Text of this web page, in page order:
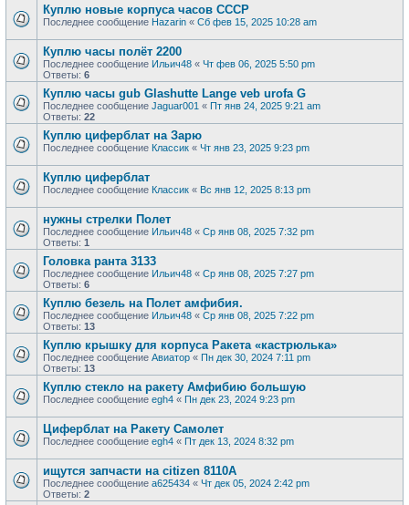
Куплю новые корпуса часов СССР
Последнее сообщение Hazarin « Сб фев 15, 2025 10:28 am
Куплю часы полёт 2200
Последнее сообщение Ильич48 « Чт фев 06, 2025 5:50 pm
Ответы: 6
Куплю часы gub Glashutte Lange veb urofa G
Последнее сообщение Jaguar001 « Пт янв 24, 2025 9:21 am
Ответы: 22
Куплю циферблат на Зарю
Последнее сообщение Классик « Чт янв 23, 2025 9:23 pm
Куплю циферблат
Последнее сообщение Классик « Вс янв 12, 2025 8:13 pm
нужны стрелки Полет
Последнее сообщение Ильич48 « Ср янв 08, 2025 7:32 pm
Ответы: 1
Головка ранта 3133
Последнее сообщение Ильич48 « Ср янв 08, 2025 7:27 pm
Ответы: 6
Куплю безель на Полет амфибия.
Последнее сообщение Ильич48 « Ср янв 08, 2025 7:22 pm
Ответы: 13
Куплю крышку для корпуса Ракета «кастрюлька»
Последнее сообщение Авиатор « Пн дек 30, 2024 7:11 pm
Ответы: 13
Куплю стекло на ракету Амфибию большую
Последнее сообщение egh4 « Пн дек 23, 2024 9:23 pm
Циферблат на Ракету Самолет
Последнее сообщение egh4 « Пт дек 13, 2024 8:32 pm
ищутся запчасти на citizen 8110A
Последнее сообщение a625434 « Чт дек 05, 2024 2:42 pm
Ответы: 2